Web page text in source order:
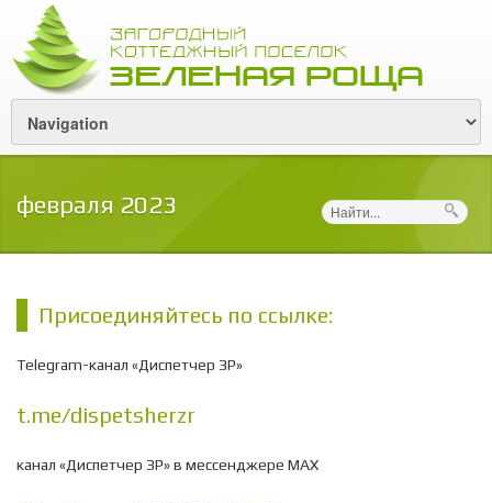
февраля 2023 Поиск
Присоединяйтесь по ссылке:
Telegram-канал «Диспетчер ЗР»
t.me/dispetsherzr
канал «Диспетчер ЗР» в мессенджере МАХ